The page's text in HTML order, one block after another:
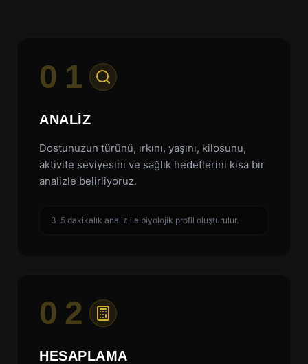
01
ANALIZ
Dostunuzun türünü, ırkını, yaşını, kilosunu,
aktivite seviyesini ve sağlık hedeflerini kısa bir
analizle belirliyoruz.
3–5 dakikalık analiz ile biyolojik profil oluşturulur.
02
HESAPLAMA